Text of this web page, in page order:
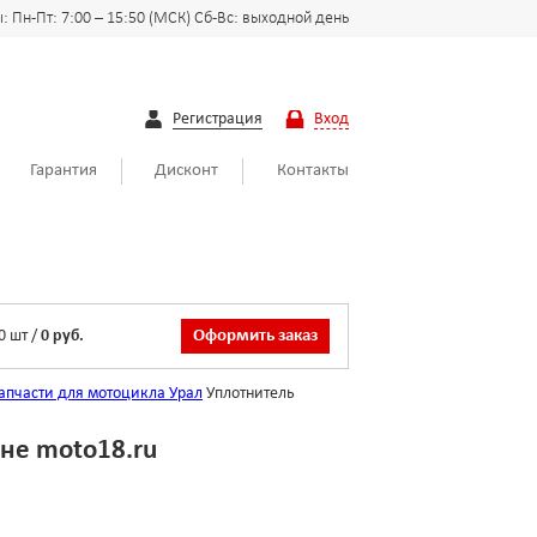
Пн-Пт: 7:00 – 15:50 (МСК) Сб-Вс: выходной день
Регистрация Вход
Гарантия Дисконт Контакты
шт / 0 руб. Оформить заказ
для мотоцикла УралУплотнитель
moto18.ru